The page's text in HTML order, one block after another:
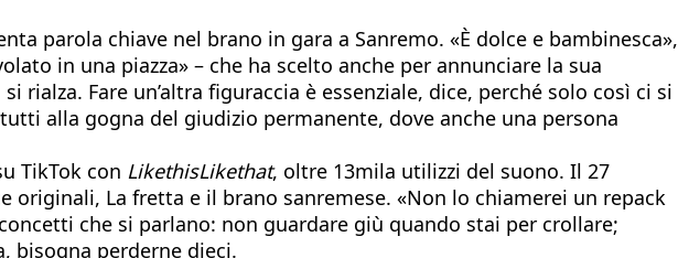
parola chiave nel brano in gara a Sanremo. «È dolce e bambinesca»,
in una piazza» – che ha scelto anche per annunciare la sua
rialza. Fare un’altra figuraccia è essenziale, dice, perché solo così ci si
alla gogna del giudizio permanente, dove anche una persona
TikTok con LikethisLikethat, oltre 13mila utilizzi del suono. Il 27
originali, La fretta e il brano sanremese. «Non lo chiamerei un repack
che si parlano: non guardare giù quando stai per crollare;
bisogna perderne dieci.